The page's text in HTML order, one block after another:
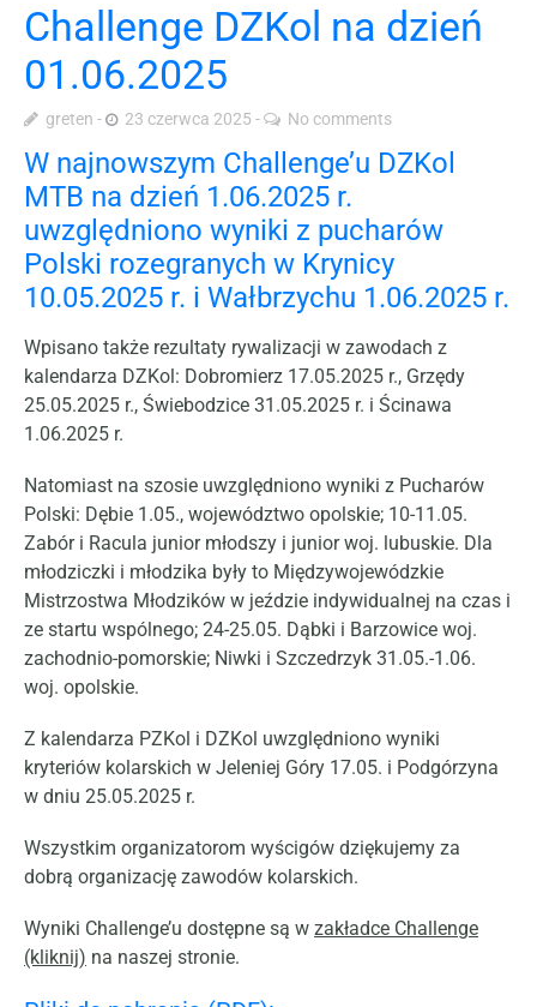
Challenge DZKol na dzień
01.06.2025
greten 23 czerwca 2025 No comments
W najnowszym Challenge’u DZKol
MTB na dzień 1.06.2025 r.
uwzględniono wyniki z pucharów
Polski rozegranych w Krynicy
10.05.2025 r. i Wałbrzychu 1.06.2025 r.
Wpisano także rezultaty rywalizacji w zawodach z
kalendarza DZKol: Dobromierz 17.05.2025 r., Grzędy
25.05.2025 r., Świebodzice 31.05.2025 r. i Ścinawa
1.06.2025 r.
Natomiast na szosie uwzględniono wyniki z Pucharów
Polski: Dębie 1.05., województwo opolskie; 10-11.05.
Zabór i Racula junior młodszy i junior woj. lubuskie. Dla
młodziczki i młodzika były to Międzywojewódzkie
Mistrzostwa Młodzików w jeździe indywidualnej na czas i
ze startu wspólnego; 24-25.05. Dąbki i Barzowice woj.
zachodnio-pomorskie; Niwki i Szczedrzyk 31.05.-1.06.
woj. opolskie.
Z kalendarza PZKol i DZKol uwzględniono wyniki
kryteriów kolarskich w Jeleniej Góry 17.05. i Podgórzyna
w dniu 25.05.2025 r.
Wszystkim organizatorom wyścigów dziękujemy za
dobrą organizację zawodów kolarskich.
Wyniki Challenge’u dostępne są w zakładce Challenge
(kliknij) na naszej stronie.